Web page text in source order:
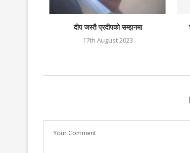
दीप जस्तै प्रदीपको सम्झनमा
17th August 2023